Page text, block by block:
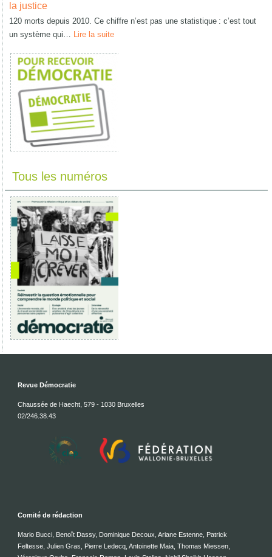
la justice
120 morts depuis 2010. Ce chiffre n’est pas une statistique : c’est tout
un système qui… Lire la suite
Tous les numéros
Revue Démocratie
Chaussée de Haecht, 579 - 1030 Bruxelles
02/246.38.43
Comité de rédaction
Mario Bucci, Benoît Dassy, Dominique Decoux, Ariane Estenne, Patrick
Feltesse, Julien Gras, Pierre Ledecq, Antoinette Maia, Thomas Miessen,